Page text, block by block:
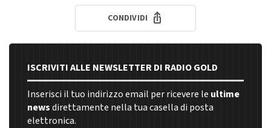
CONDIVIDI
ISCRIVITI ALLE NEWSLETTER DI RADIO GOLD
Inserisci il tuo indirizzo email per ricevere le ultime
newsdirettamente nella tua casella di posta
elettronica.